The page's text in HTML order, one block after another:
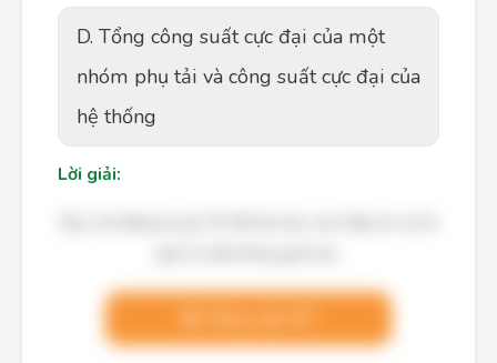
D. Tổng công suất cực đại của một
nhóm phụ tải và công suất cực đại của
hệ thống
Lời giải: